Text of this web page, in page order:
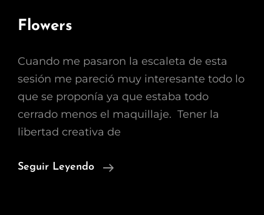
Flowers
Cuando me pasaron la escaleta de esta
sesión me pareció muy interesante todo lo
que se proponía ya que estaba todo
cerrado menos el maquillaje. Tener la
libertad creativa de
Seguir Leyendo Flowers